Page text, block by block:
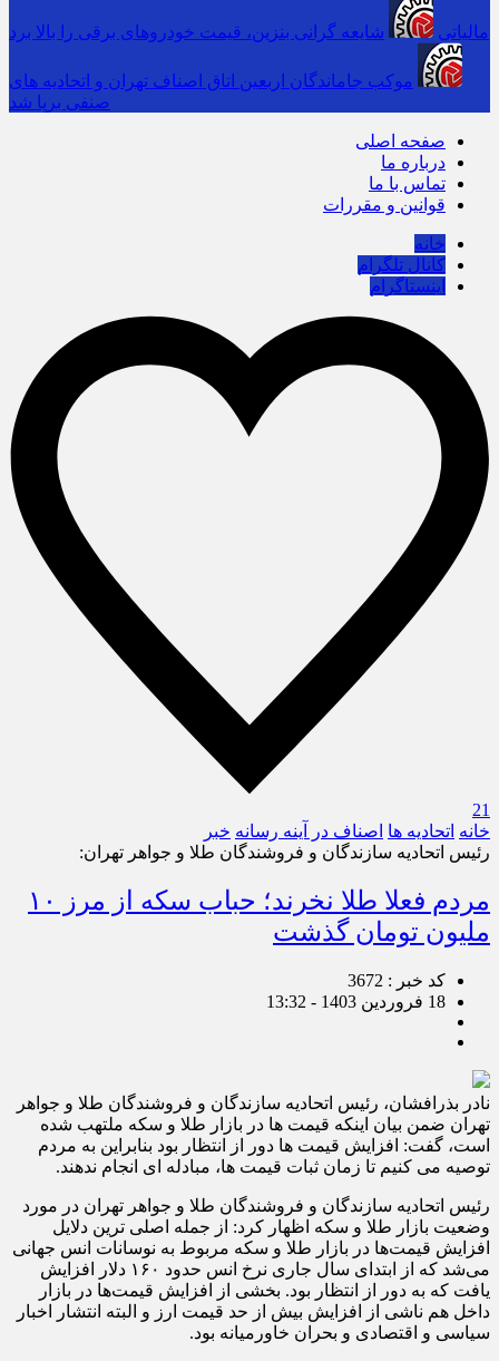
مالیاتی شایعه گرانی بنزین، قیمت خودروهای برقی را بالا برد
موکب جاماندگان اربعین اتاق اصناف تهران و اتحادیه های
صنفی برپا شد
صفحه اصلی
درباره ما
تماس با ما
قوانین و مقررات
خانه
کانال تلگرام
اینستاگرام
21
خانه اتحادیه ها اصناف در آینه رسانه خبر
رئیس اتحادیه سازندگان و فروشندگان طلا و جواهر تهران:
مردم فعلا طلا نخرند؛ حباب سکه از مرز ۱۰
ملیون تومان گذشت
کد خبر : 3672
18 فروردین 1403 - 13:32
نادر بذرافشان، رئیس اتحادیه سازندگان و فروشندگان طلا و جواهر
تهران ضمن بیان اینکه قیمت ها در بازار طلا و سکه ملتهب شده
است، گفت: افزایش قیمت ها دور از انتظار بود بنابراین به مردم
توصیه می کنیم تا زمان ثبات قیمت ها، مبادله ای انجام ندهند.
رئیس اتحادیه سازندگان و فروشندگان طلا و جواهر تهران در مورد
وضعیت بازار طلا و سکه اظهار کرد: از جمله اصلی ترین دلایل
افزایش قیمت‌ها در بازار طلا و سکه مربوط به نوسانات انس جهانی
می‌شد که از ابتدای سال جاری نرخ انس حدود ۱۶۰ دلار افزایش
یافت که به دور از انتظار بود. بخشی از افزایش قیمت‌ها در بازار
داخل هم ناشی از افزایش بیش از حد قیمت ارز و البته انتشار اخبار
سیاسی و اقتصادی و بحران خاورمیانه بود.